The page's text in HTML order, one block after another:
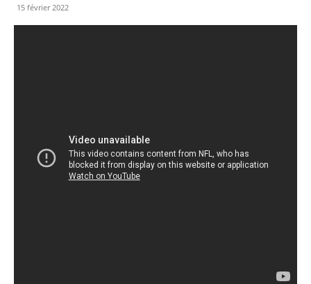
15 février 2022